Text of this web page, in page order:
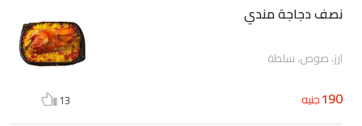
نصف دجاجة مندي
ارز، صوص، سلطة
190جنيه 13